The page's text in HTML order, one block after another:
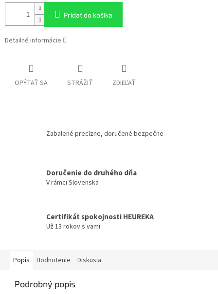
Pridať do košíka
Detailné informácie
OPÝTAŤ SA STRÁŽIŤ ZDIEĽAŤ
Zabalené precízne, doručené bezpečne
Doručenie do druhého dňa
V rámci Slovenska
Certifikát spokojnosti HEUREKA
Už 13 rokov s vami
Popis Hodnotenie Diskusia
Podrobný popis